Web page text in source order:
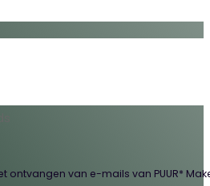
ontvangen van e-mails van PUUR*